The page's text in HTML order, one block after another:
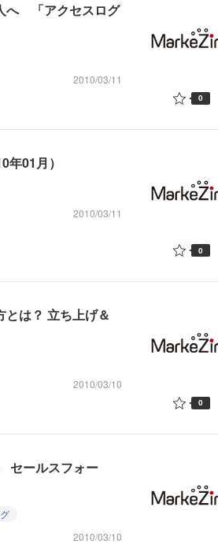
へ 「アクセスログ
2010/03/11
0
年01月）
2010/03/11
0
は？ 立ち上げ＆
2010/03/10
0
セールスフォー
2010/03/10